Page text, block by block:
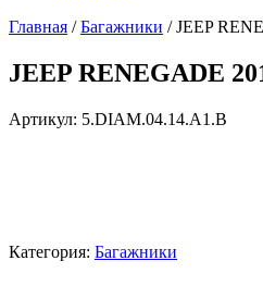
Главная /Багажники / JEEP
JEEP RENEGADE
Артикул: 5.DIAM.04.14.A1.B
Категория: Багажники